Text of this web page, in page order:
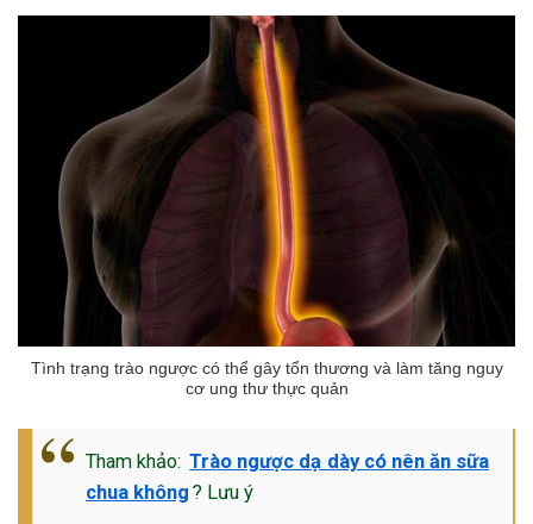
Tình trạng trào ngược có thể gây tổn thương và làm tăng nguy
cơ ung thư thực quản
Tham khảo: Trào ngược dạ dày có nên ăn sữa
chua không ? Lưu ý